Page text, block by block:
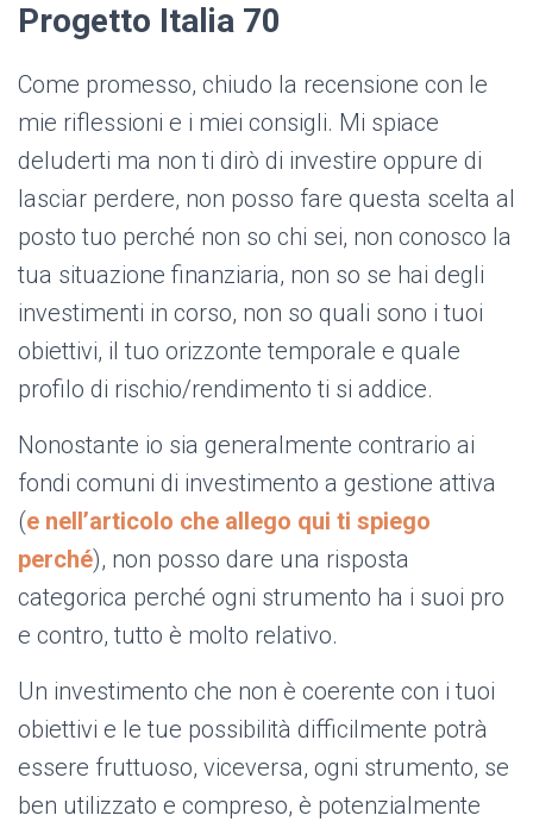
Progetto Italia 70
Come promesso, chiudo la recensione con le
mie riflessioni e i miei consigli. Mi spiace
deluderti ma non ti dirò di investire oppure di
lasciar perdere, non posso fare questa scelta al
posto tuo perché non so chi sei, non conosco la
tua situazione finanziaria, non so se hai degli
investimenti in corso, non so quali sono i tuoi
obiettivi, il tuo orizzonte temporale e quale
profilo di rischio/rendimento ti si addice.
Nonostante io sia generalmente contrario ai
fondi comuni di investimento a gestione attiva
(e nell’articolo che allego qui ti spiego
perché), non posso dare una risposta
categorica perché ogni strumento ha i suoi pro
e contro, tutto è molto relativo.
Un investimento che non è coerente con i tuoi
obiettivi e le tue possibilità difficilmente potrà
essere fruttuoso, viceversa, ogni strumento, se
ben utilizzato e compreso, è potenzialmente